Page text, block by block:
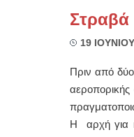
Στραβά
19
Πριν από δύο
Η αρχή για